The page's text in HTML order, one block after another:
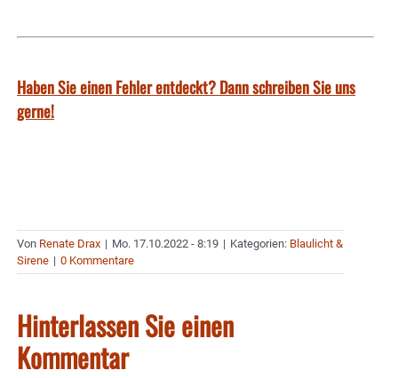
Haben Sie einen Fehler entdeckt? Dann schreiben Sie uns
gerne!
Von Renate Drax | Mo. 17.10.2022 - 8:19 | Kategorien: Blaulicht &
Sirene | 0 Kommentare
Hinterlassen Sie einen
Kommentar